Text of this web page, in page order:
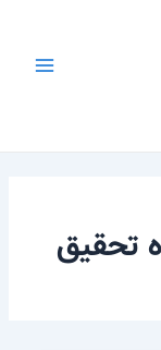
تحقیق